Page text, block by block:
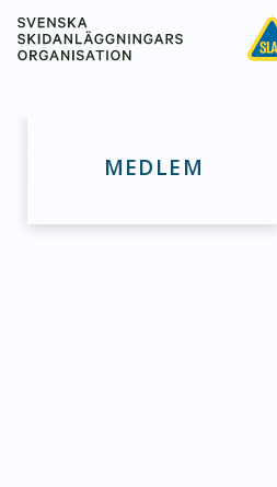
MEDLEM